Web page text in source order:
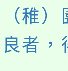
稚）
者，